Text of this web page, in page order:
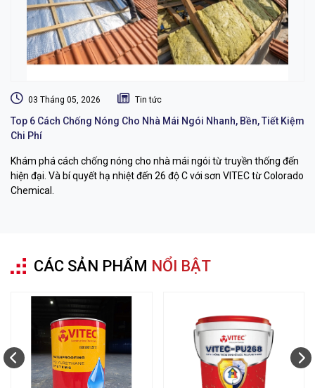
03 Tháng 05, 2026 Tin tức
Top 6 Cách Chống Nóng Cho Nhà Mái Ngói Nhanh, Bền, Tiết Kiệm
Chi Phí
Khám phá cách chống nóng cho nhà mái ngói từ truyền thống đến
hiện đại. Và bí quyết hạ nhiệt đến 26 độ C với sơn VITEC từ Colorado
Chemical.
CÁC SẢN PHẨM NỔI BẬT